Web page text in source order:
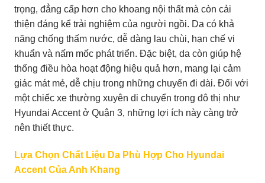
trọng, đẳng cấp hơn cho khoang nội thất mà còn cải
thiện đáng kể trải nghiệm của người ngồi. Da có khả
năng chống thấm nước, dễ dàng lau chùi, hạn chế vi
khuẩn và nấm mốc phát triển. Đặc biệt, da còn giúp hệ
thống điều hòa hoạt động hiệu quả hơn, mang lại cảm
giác mát mẻ, dễ chịu trong những chuyến đi dài. Đối với
một chiếc xe thường xuyên di chuyển trong đô thị như
Hyundai Accent ở Quận 3, những lợi ích này càng trở
nên thiết thực.
Lựa Chọn Chất Liệu Da Phù Hợp Cho Hyundai
Accent Của Anh Khang